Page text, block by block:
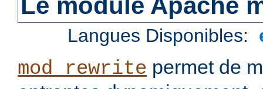
Le module Apache
Langues Disponibles:
mod_rewrite permet de